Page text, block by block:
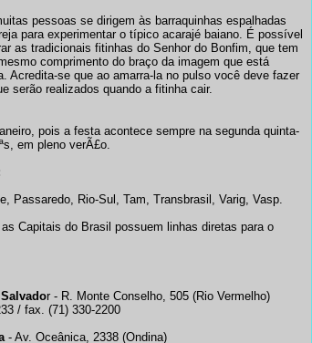
pessoas se dirigem às barraquinhas espalhadas
para experimentar o típico acarajé baiano. É possível
as tradicionais fitinhas do Senhor do Bonfim, que tem
comprimento do braço da imagem que está
Acredita-se que ao amarra-la no pulso você deve fazer
serão realizados quando a fitinha cair.
pois a festa acontece sempre na segunda quinta-
em pleno verÃ£o.
Passaredo, Rio-Sul, Tam, Transbrasil, Varig, Vasp.
Capitais do Brasil possuem linhas diretas para o
r - R. Monte Conselho, 505 (Rio Vermelho)
/ fax. (71) 330-2200
- Av. Oceânica, 2338 (Ondina)